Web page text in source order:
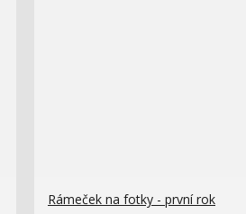
Rámeček na fotky - první rok